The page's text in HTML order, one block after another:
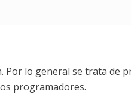
Por lo general se trata de
programadores.